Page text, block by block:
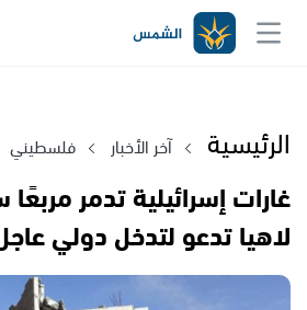
الرئيسية آخر الأخبار فلسطيني
غارات إسرائيلية تدمر
لاهيا تدعو لتدخل دولي